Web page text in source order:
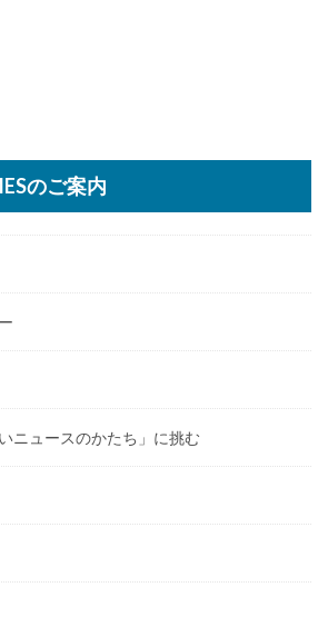
のご案内
ニュースのかたち」に挑む